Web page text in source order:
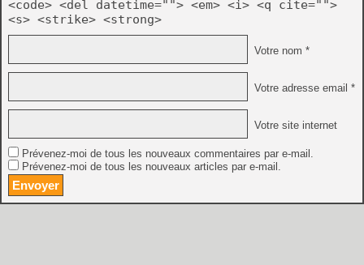
<code> <del datetime=""> <em> <i> <q cite="">
<s> <strike> <strong>
Votre nom *
Votre adresse email *
Votre site internet
Prévenez-moi de tous les nouveaux commentaires par e-mail.
Prévenez-moi de tous les nouveaux articles par e-mail.